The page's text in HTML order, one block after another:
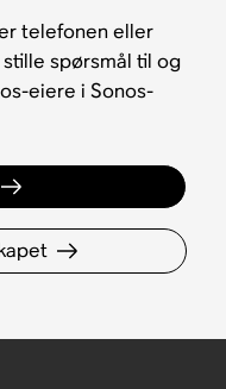
telefonen eller
spørsmål til og
eiere i Sonos-